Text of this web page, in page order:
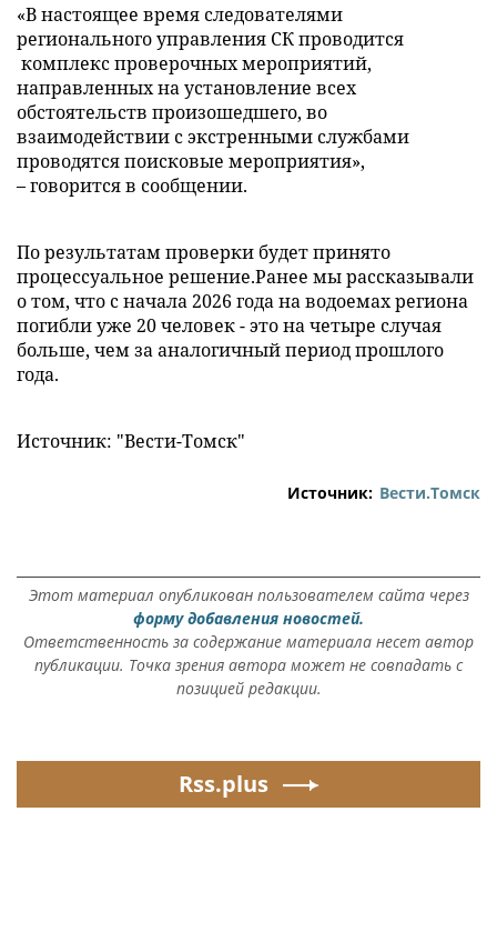
«В настоящее время следователями
регионального управления СК проводится
комплекс проверочных мероприятий,
направленных на установление всех
обстоятельств произошедшего, во
взаимодействии с экстренными службами
проводятся поисковые мероприятия»,
– говорится в сообщении.
По результатам проверки будет принято
процессуальное решение.Ранее мы рассказывали
о том, что с начала 2026 года на водоемах региона
погибли уже 20 человек - это на четыре случая
больше, чем за аналогичный период прошлого
года.
Источник: "Вести-Томск"
Источник: Вести.Томск
Этот материал опубликован пользователем сайта через
форму добавления новостей.
Ответственность за содержание материала несет автор
публикации. Точка зрения автора может не совпадать с
позицией редакции.
Rss.plus